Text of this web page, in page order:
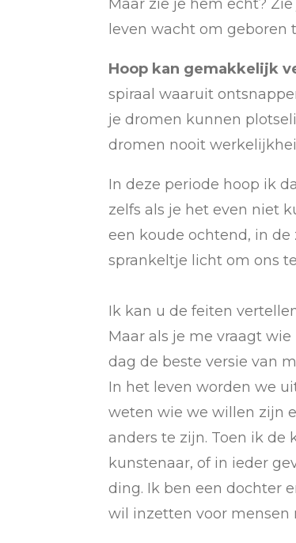
Maar zie je hem echt?
leven wacht om geboren
Hoop kan gemakkelijk
spiraal waaruit
je dromen kunnen
dromen nooit
In deze periode hoop ik
zelfs als je het even niet
een koude ochtend, in
sprankeltje licht om ons
Ik kan u de feiten
Maar als je me vraagt
dag de beste versie van
In het leven worden we
weten wie we willen zijn
anders te zijn. Toen ik de
kunstenaar, of in ieder
ding. Ik ben een dochter
wil inzetten voor mensen